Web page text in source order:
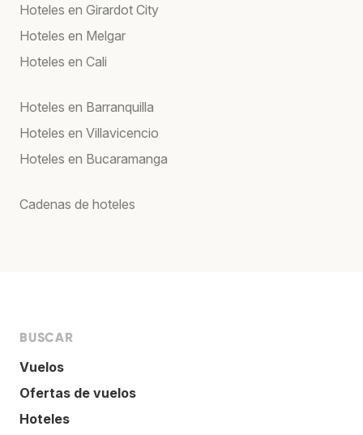
Hoteles en Girardot City
Hoteles en Melgar
Hoteles en Cali
Hoteles en Barranquilla
Hoteles en Villavicencio
Hoteles en Bucaramanga
Cadenas de hoteles
BUSCAR
Vuelos
Ofertas de vuelos
Hoteles